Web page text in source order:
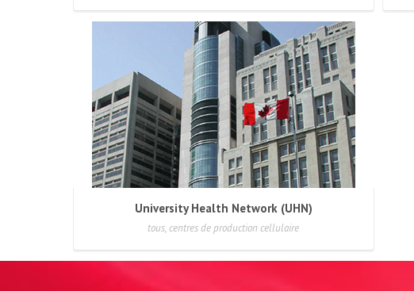
University Health Network (UHN)
tous, centres de production cellulaire